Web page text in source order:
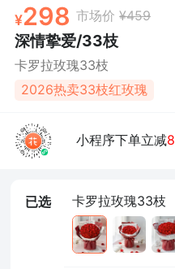
298 市场价 ¥459
深情挚爱/33枝
卡罗拉玫瑰33枝
2026热卖33枝红玫瑰
小程序下单立减8
已选 卡罗拉玫瑰33枝